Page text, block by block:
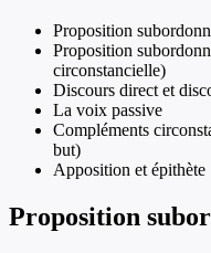
Proposition
Proposition
circonstancielle)
Discours direct et
La voix passive
Compléments
but)
Apposition et épithète
Proposition